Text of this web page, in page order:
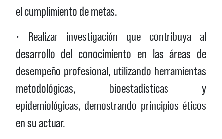
el cumplimiento de metas.
• Realizar investigación que contribuya al
desarrollo del conocimiento en las áreas de
desempeño profesional, utilizando herramientas
metodológicas, bioestadísticas y
epidemiológicas, demostrando principios éticos
en su actuar.